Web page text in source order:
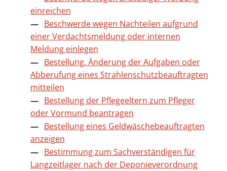
einreichen
Beschwerde wegen Nachteilen aufgrund
einer Verdachtsmeldung oder internen
Meldung einlegen
Bestellung, Änderung der Aufgaben oder
Abberufung eines Strahlenschutzbeauftragten
mitteilen
Bestellung der Pflegeeltern zum Pfleger
oder Vormund beantragen
Bestellung eines Geldwäschebeauftragten
anzeigen
Bestimmung zum Sachverständigen für
Langzeitlager nach der Deponieverordnung